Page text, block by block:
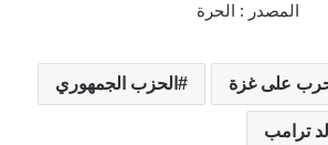
المصدر : الحرة
على غزة الحزب الجمهوري
ترامب